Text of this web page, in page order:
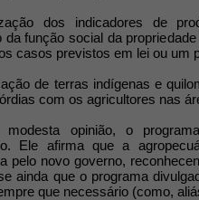
dos indicadores de
da função social da
casos previstos em lei ou um
de terras indígenas e
com os agricultores nas
modesta opinião, o
Ele afirma que a
pelo novo governo,
ainda que o programa
que necessário (como,